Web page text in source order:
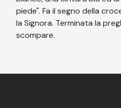
piede". Fa il segno della
la Signora. Terminata la
scompare.